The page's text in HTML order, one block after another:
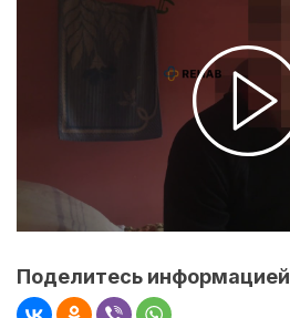
Поделитесь информацией